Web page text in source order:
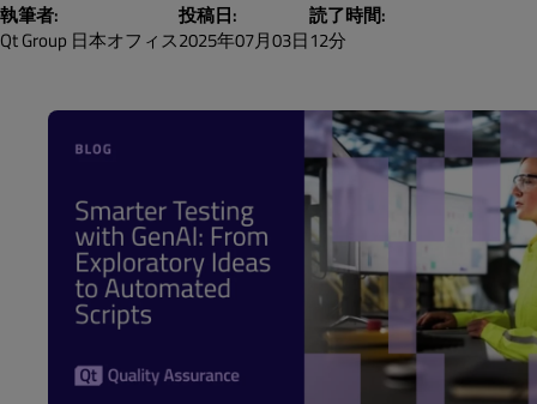
執筆者:
Qt Group 日本オフィス
投稿日:
2025年07月03日
読了時間:
12分